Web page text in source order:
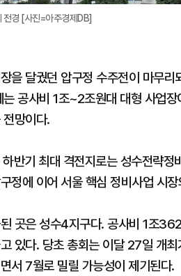
전경 [사진=아주경제DB]
을 달궜던 압구정 수주전이 마무리
공사비 1조~2조원대 대형 사업
망이다.
반기 최대 격전지로는 성수전략
정에 이어 서울 핵심 정비사업 시
곳은 성수4지구다. 공사비 1조
있다. 당초 총회는 이달 27일 개
서 7월로 밀릴 가능성이 제기된다.